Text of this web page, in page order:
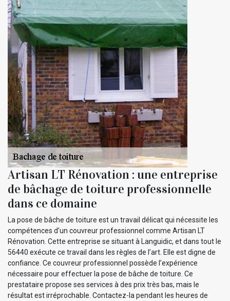
Artisan LT Rénovation : une entreprise
de bâchage de toiture professionnelle
dans ce domaine
La pose de bâche de toiture est un travail délicat qui nécessite les
compétences d’un couvreur professionnel comme Artisan LT
Rénovation. Cette entreprise se situant à Languidic, et dans tout le
56440 exécute ce travail dans les règles de l’art. Elle est digne de
confiance. Ce couvreur professionnel possède l’expérience
nécessaire pour effectuer la pose de bâche de toiture. Ce
prestataire propose ses services à des prix très bas, mais le
résultat est irréprochable. Contactez-la pendant les heures de